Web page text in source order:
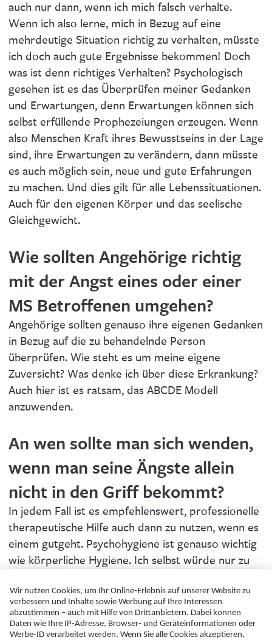
auch nur dann, wenn ich mich falsch verhalte.
Wenn ich also lerne, mich in Bezug auf eine
mehrdeutige Situation richtig zu verhalten, müsste
ich doch auch gute Ergebnisse bekommen! Doch
was ist denn richtiges Verhalten? Psychologisch
gesehen ist es das Überprüfen meiner Gedanken
und Erwartungen, denn Erwartungen können sich
selbst erfüllende Prophezeiungen erzeugen. Wenn
also Menschen Kraft ihres Bewusstseins in der Lage
sind, ihre Erwartungen zu verändern, dann müsste
es auch möglich sein, neue und gute Erfahrungen
zu machen. Und dies gilt für alle Lebenssituationen.
Auch für den eigenen Körper und das seelische
Gleichgewicht.
Wie sollten Angehörige richtig
mit der Angst eines oder einer
MS Betroffenen umgehen?
Angehörige sollten genauso ihre eigenen Gedanken
in Bezug auf die zu behandelnde Person
überprüfen. Wie steht es um meine eigene
Zuversicht? Was denke ich über diese Erkrankung?
Auch hier ist es ratsam, das ABCDE Modell
anzuwenden.
An wen sollte man sich wenden,
wenn man seine Ängste allein
nicht in den Griff bekommt?
In jedem Fall ist es empfehlenswert, professionelle
therapeutische Hilfe auch dann zu nutzen, wenn es
einem gutgeht. Psychohygiene ist genauso wichtig
wie körperliche Hygiene. Ich selbst würde nur zu
Authentizität, Offenheit und Zuversicht ausstrahlt
und ganz individuell auf mich eingehen kann.